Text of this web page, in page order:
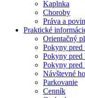
Kaplnka
Choroby
Práva a
Praktické
Orientačný
Pokyny pred
Pokyny pred
Pokyny pred
Návštevné
Parkovanie
Cenník